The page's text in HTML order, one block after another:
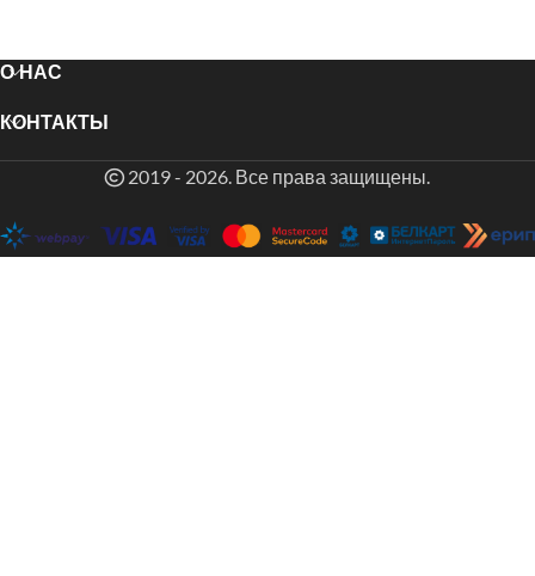
О НАС
КОНТАКТЫ
2019 - 2026. Все права защищены.